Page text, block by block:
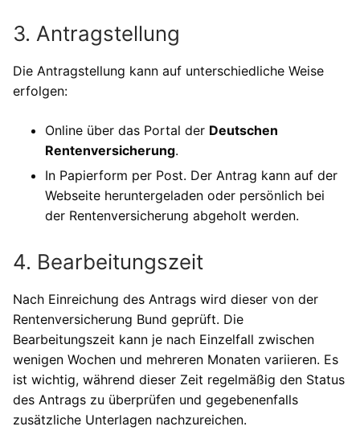
3. Antragstellung
Die Antragstellung kann auf unterschiedliche Weise
erfolgen:
Online über das Portal der Deutschen
Rentenversicherung.
In Papierform per Post. Der Antrag kann auf der
Webseite heruntergeladen oder persönlich bei
der Rentenversicherung abgeholt werden.
4. Bearbeitungszeit
Nach Einreichung des Antrags wird dieser von der
Rentenversicherung Bund geprüft. Die
Bearbeitungszeit kann je nach Einzelfall zwischen
wenigen Wochen und mehreren Monaten variieren. Es
ist wichtig, während dieser Zeit regelmäßig den Status
des Antrags zu überprüfen und gegebenenfalls
zusätzliche Unterlagen nachzureichen.